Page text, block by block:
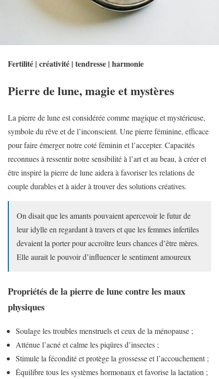
Fertilité | créativité | tendresse | harmonie
Pierre de lune, magie et mystères
La pierre de lune est considérée comme magique et mystérieuse,
symbole du rêve et de l’inconscient. Une pierre féminine, efficace
pour faire émerger notre coté féminin et l’accepter. Capacités
reconnues à ressentir notre sensibilité à l’art et au beau, à créer et
être inspiré la pierre de lune aidera à favoriser les relations de
couple durables et à aider à trouver des solutions créatives.
On disait que les amants pouvaient apercevoir le futur de
leur idylle en regardant à travers et que les femmes infertiles
devaient la porter pour accroître leurs chances d’être mères.
Elle aurait le pouvoir d’influencer le sentiment amoureux
Propriétés de la pierre de lune contre les maux
physiques
Soulage les troubles menstruels et ceux de la ménopause ;
Atténue l’acné et calme les piqûres d’insectes ;
Stimule la fécondité et protège la grossesse et l’accouchement ;
Équilibre tous les systèmes hormonaux et favorise la lactation ;